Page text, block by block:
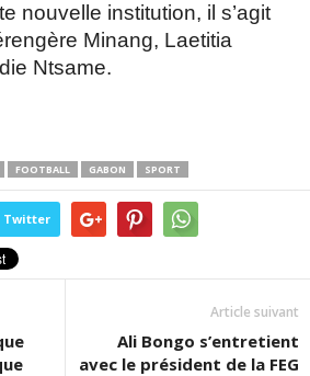
nouvelle institution, il s’agit
Minang, Laetitia
Ntsame.
FOOTBALL GABON SPORT
Twitter
Article suivant
Ali Bongo s’entretient
avec le président de la FEG